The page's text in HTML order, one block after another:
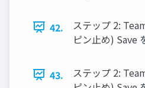
42.
ステップ 2:
ピン止め) Save
43.
ステップ 2: